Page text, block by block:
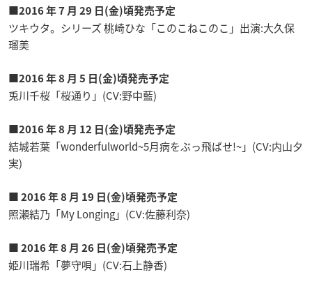
■2016 年 7 月 29 日(金)頃発売予定
ツキウタ。シリーズ 桃崎ひな「このこねこのこ」出演:大久保
瑠美
■2016 年 8 月 5 日(金)頃発売予定
兎川千桜「桜通り」(CV:野中藍)
■2016 年 8 月 12 日(金)頃発売予定
結城若葉「wonderfulworld~5月病をぶっ飛ばせ!~」(CV:内山夕
実)
■ 2016 年 8 月 19 日(金)頃発売予定
照瀬結乃「My Longing」(CV:佐藤利奈)
■ 2016 年 8 月 26 日(金)頃発売予定
姫川瑞希「夢守唄」(CV:石上静香)